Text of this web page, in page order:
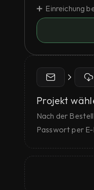
➕  Einreichung
Projekt
Nach der
Passwort per